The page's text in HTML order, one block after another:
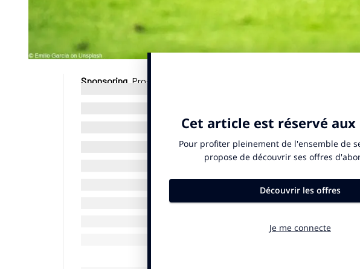
Sponsoring. Pro-Electro.fr et l’Olympique de Marseille ont annoncé
communiqué. Son logo figurera sur la manche du maillot des
(c) SportBusiness.Club septembre 2025